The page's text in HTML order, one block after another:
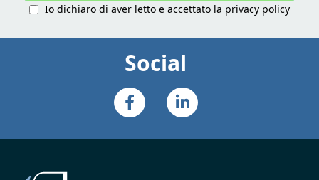
Io dichiaro di aver letto e accettato la privacy policy
Social